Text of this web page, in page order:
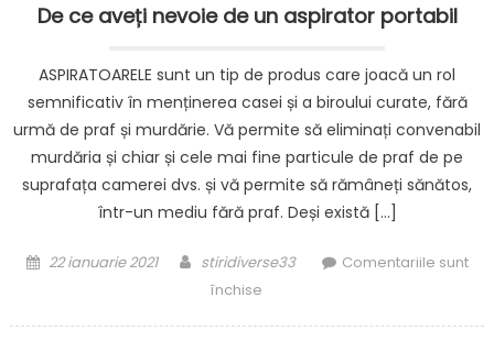
De ce aveți nevoie de un aspirator portabil
ASPIRATOARELE sunt un tip de produs care joacă un rol
semnificativ în menținerea casei și a biroului curate, fără
urmă de praf și murdărie. Vă permite să eliminați convenabil
murdăria și chiar și cele mai fine particule de praf de pe
suprafața camerei dvs. și vă permite să rămâneți sănătos,
într-un mediu fără praf. Deși există […]
Posted
22 ianuarie 2021 Author
stiridiverse33
Comentariile sunt
închisepentru